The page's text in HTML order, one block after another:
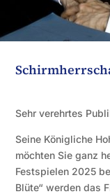
Sehr verehrtes
Seine Königliche
möchten Sie ganz
Festspielen 2025
Blüte“ werden das